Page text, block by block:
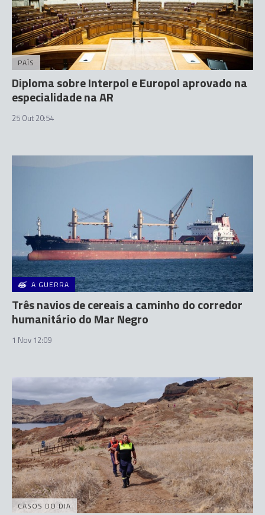
PAÍS
Diploma sobre Interpol e Europol aprovado na
especialidade na AR
25 Out 20:54
A GUERRA
Três navios de cereais a caminho do corredor
humanitário do Mar Negro
1 Nov 12:09
CASOS DO DIA